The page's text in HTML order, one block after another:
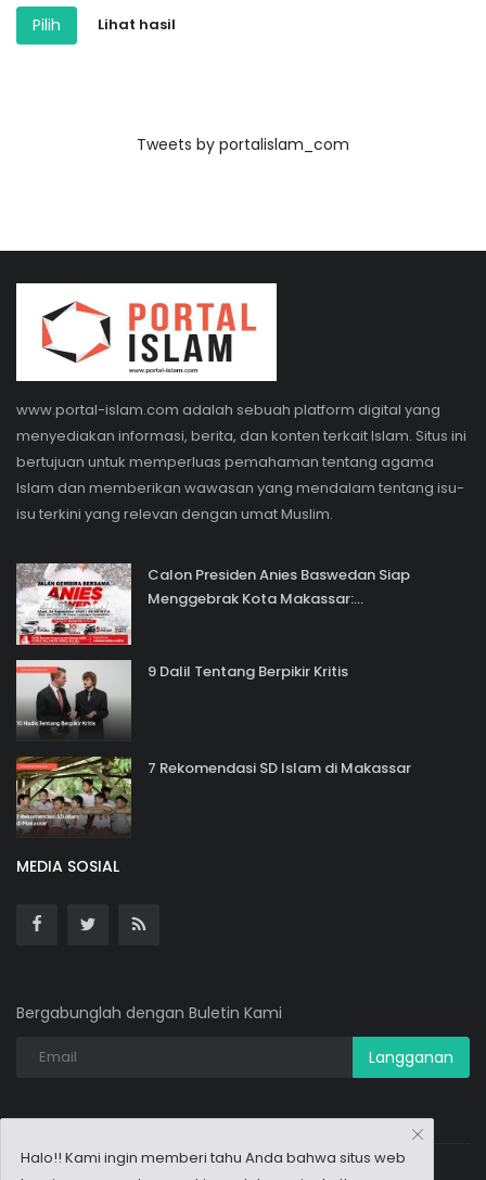
Pilih Lihat hasil
Tweets by portalislam_com
www.portal-islam.com adalah sebuah platform digital yang
menyediakan informasi, berita, dan konten terkait Islam. Situs ini
bertujuan untuk memperluas pemahaman tentang agama
Islam dan memberikan wawasan yang mendalam tentang isu-
isu terkini yang relevan dengan umat Muslim.
Calon Presiden Anies Baswedan Siap
Menggebrak Kota Makassar:...
9 Dalil Tentang Berpikir Kritis
7 Rekomendasi SD Islam di Makassar
MEDIA SOSIAL
Bergabunglah dengan Buletin Kami
Langganan
Halo!! Kami ingin memberi tahu Anda bahwa situs web